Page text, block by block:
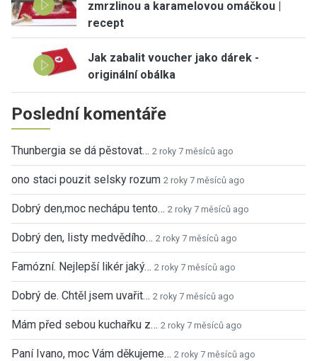
zmrzlinou a karamelovou omáčkou |
recept
Jak zabalit voucher jako dárek -
originální obálka
Poslední komentáře
Thunbergia se dá pěstovat… 2 roky 7 měsíců ago
ono staci pouzit selsky rozum 2 roky 7 měsíců ago
Dobrý den,moc nechápu tento… 2 roky 7 měsíců ago
Dobrý den, listy medvědího… 2 roky 7 měsíců ago
Famózní. Nejlepší likér jaký… 2 roky 7 měsíců ago
Dobrý de. Chtěl jsem uvařit… 2 roky 7 měsíců ago
Mám před sebou kuchařku z… 2 roky 7 měsíců ago
Paní Ivano, moc Vám děkujeme… 2 roky 7 měsíců ago